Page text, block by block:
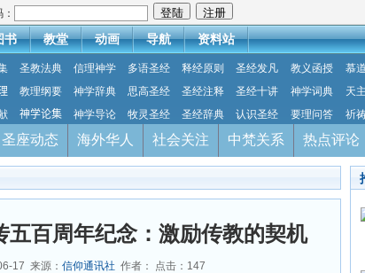
书 教堂 动画 导航 资料站
圣教法典 信理神学 多语圣经 释经原则 圣经发凡 教义函授 慕
教理纲要 神学辞典 思高圣经 圣经注释 圣经十讲 神学词典 天
神学论集 神学导论 牧灵圣经 圣经辞典 认识圣经 要理问答 祈
圣座动态 海外华人 社会关注 中梵关系 热点评论
五百周年纪念：激励传教的契机
17 来源： 信仰通讯社 作者： 点击： 147